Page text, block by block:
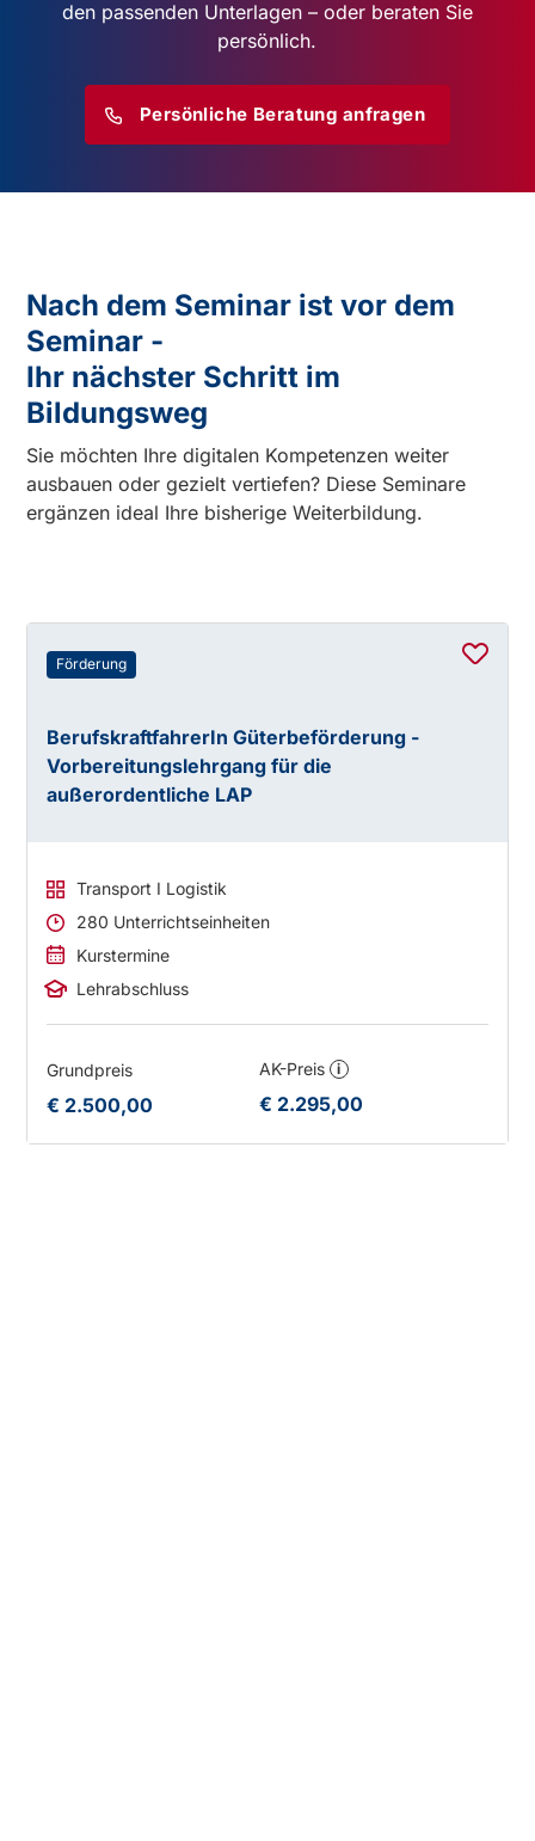
den passenden Unterlagen – oder beraten Sie
persönlich.
Persönliche Beratung anfragen
Nach dem Seminar ist vor dem
Seminar -
Ihr nächster Schritt im
Bildungsweg
Sie möchten Ihre digitalen Kompetenzen weiter
ausbauen oder gezielt vertiefen? Diese Seminare
ergänzen ideal Ihre bisherige Weiterbildung.
Förderung
BerufskraftfahrerIn Güterbeförderung -
Vorbereitungslehrgang für die
außerordentliche LAP
Transport I Logistik
280 Unterrichtseinheiten
Kurstermine
Lehrabschluss
Grundpreis
€ 2.500,00
AK-Preis i
€ 2.295,00